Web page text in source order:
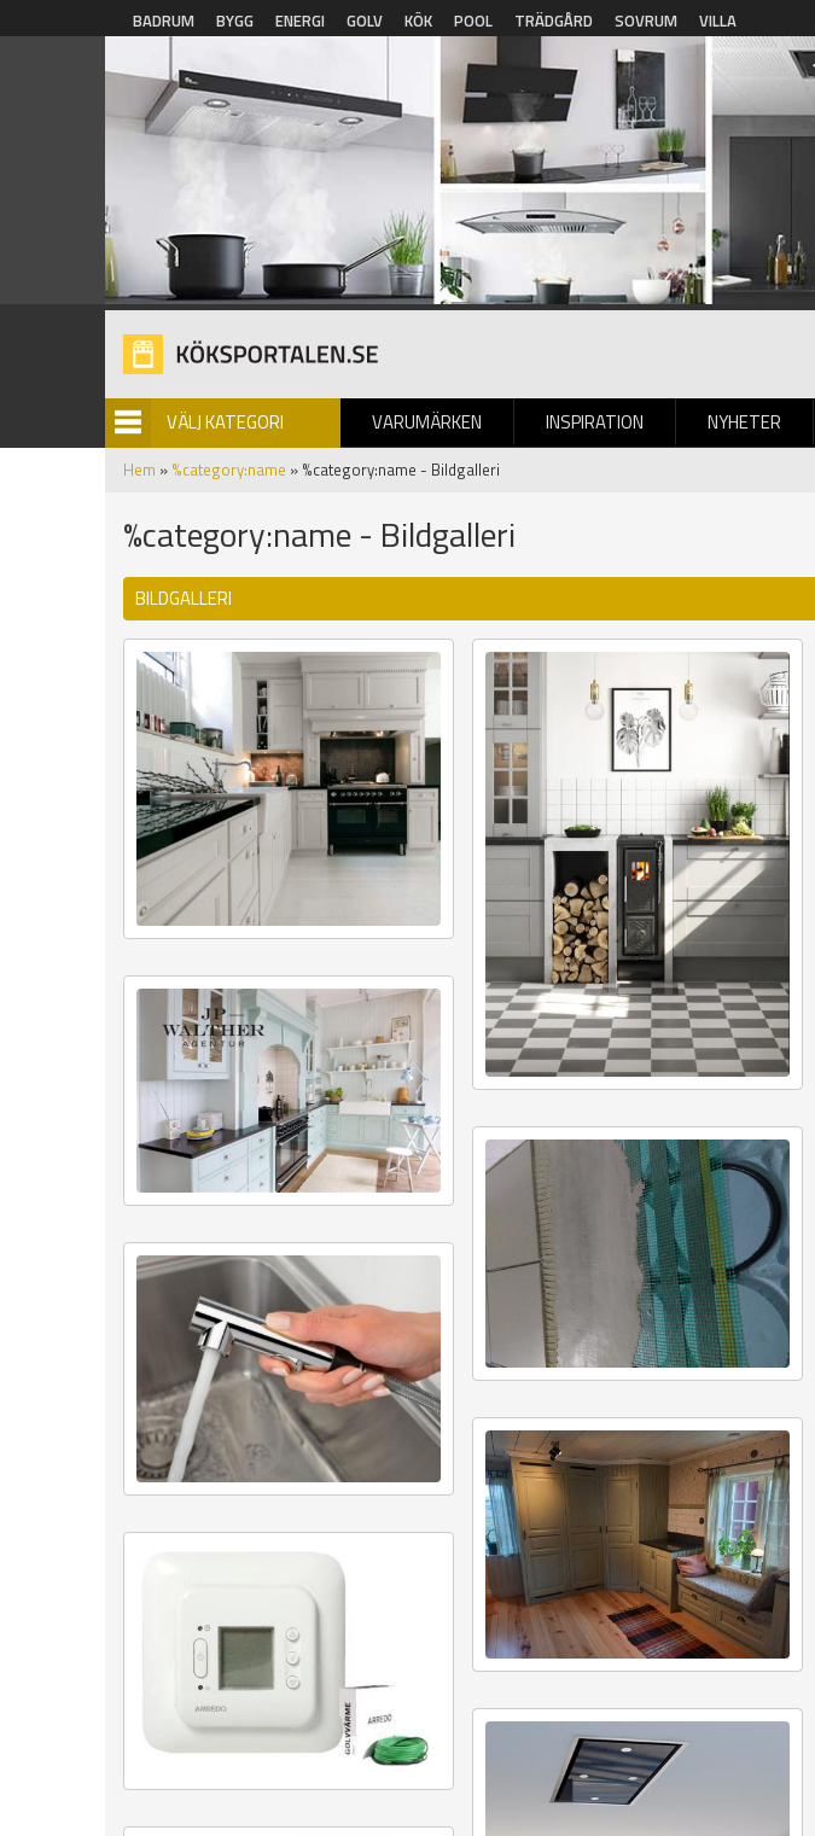
Hoppa till huvudinnehåll
BADRUM BYGG ENERGI GOLV KÖK POOL TRÄDGÅRD SOVRUM VILLA
VÄLJ KATEGORI VARUMÄRKEN INSPIRATION NYHETER
BILDGALLERI
Hem » %category:name » %category:name - Bildgalleri
%category:name - Bildgalleri
BILDGALLERI